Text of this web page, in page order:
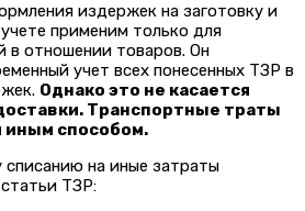
издержек на заготовку и
применим только для
в отношении товаров. Он
учет всех понесенных ТЗР в
Однако это не касается
Транспортные траты
иным способом.
на иные затраты
ТЗР: